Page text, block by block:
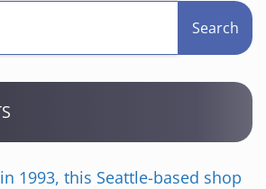
Search
1993, this Seattle-based shop